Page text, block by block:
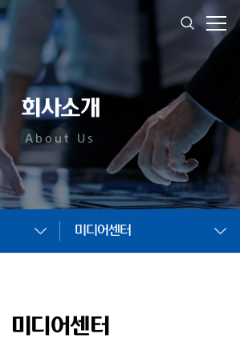
회사소개
About Us
미디어센터
미디어센터